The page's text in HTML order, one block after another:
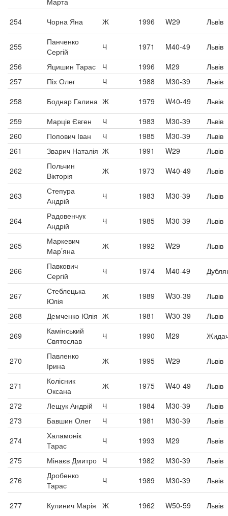
254 Чорна Яна Ж 1996 W29 Львiв
255
Панченко
Сергій
Ч 1971 M40-49
Львів
256
Яцишин Тарас Ч 1996 M29
Львів
257
Піх Олег Ч 1988 M30-39
Львів
258
Боднар Галина Ж 1979 W40-49
Львів
259
Марців Євген Ч 1983 M30-39
Львів
260
Попович Іван Ч 1985 M30-39
Львів
261
Зварич Наталія Ж 1991 W29
Львів
262
Польчин
Вікторія
Ж 1973 W40-49 Львів
263
Степура
Андрій
Ч 1983 M30-39 Львів
264
Радовенчук
Андрій
Ч 1985 M30-39 Львів
265
Маркевич
Мар’яна
Ж 1992 W29 Львів
266
Павкович
Сергій
Ч 1974 M40-49
267
Стеблецька
Юлія
Ж 1989 W30-39
Львів
268
Демченко Юлія Ж 1981 W30-39
Львів
269
Камінський
Святослав
Ч 1990 M29
270
Павленко
Ірина
Ж 1995 W29 Львів
271
Колісник
Оксана
Ж 1975 W40-49
Львів
272
Лещук Андрій Ч 1984 M30-39
Львів
273
Бавшин Олег Ч 1981 M30-39
Львів
274
Халамонік
Тарас
Ч 1993 M29
Львів
275
Мінаєв Дмитро Ч 1982 M30-39
Львів
276
Дробенко
Тарас
Ч 1989 M30-39 Львів
277 Кулинич Марія Ж 1962 W50-59 Львів